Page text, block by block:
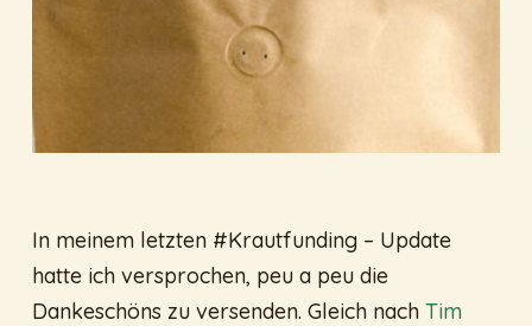
In meinem letzten #Krautfunding – Update
hatte ich versprochen, peu a peu die
Dankeschöns zu versenden. Gleich nach Tim